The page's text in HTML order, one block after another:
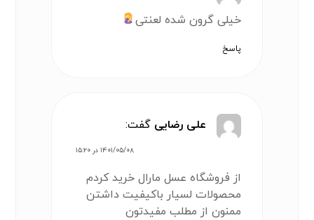
خیلی گرون شده لعنتی
پاسخ
علی رضایی گفت:
۱۴۰۱/۰۵/۰۸ در ۱۵:۲۰
از فروشگاه عسل مارال خرید کردم
محصولات لسیار باکیفیت داشتن
ممنون از مطلب مفیدتون